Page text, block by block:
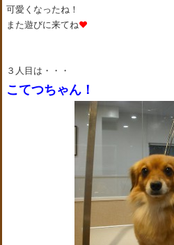
可愛くなったね！
また遊びに来てね❤
３人目は・・・
こてつちゃん！